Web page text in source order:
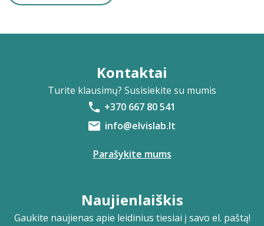
Kontaktai
Turite klausimų? Susisiekite su mumis
+370 667 80 541
info@elvislab.lt
Parašykite mums
Naujienlaiškis
Gaukite naujienas apie leidinius tiesiai į savo el. paštą!